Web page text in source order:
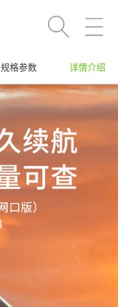
规格参数 详情介绍